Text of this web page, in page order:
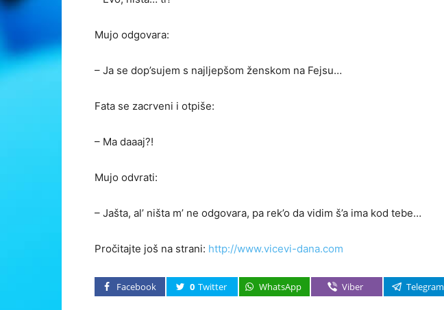
Mujo odgovara:
– Ja se dop’sujem s najljepšom ženskom na Fejsu…
Fata se zacrveni i otpiše:
– Ma daaaj?!
Mujo odvrati:
– Jašta, al’ ništa m’ ne odgovara, pa rek’o da vidim š’a ima kod tebe…
Pročitajte još na strani: http://www.vicevi-dana.com
Facebook 0 Twitter WhatsApp Viber Telegram